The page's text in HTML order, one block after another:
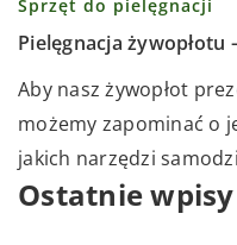
Sprzęt do pielęgnacji
Pielęgnacja żywopłotu
Aby nasz żywopłot
możemy zapominać o
jakich narzędzi
Ostatnie wpisy